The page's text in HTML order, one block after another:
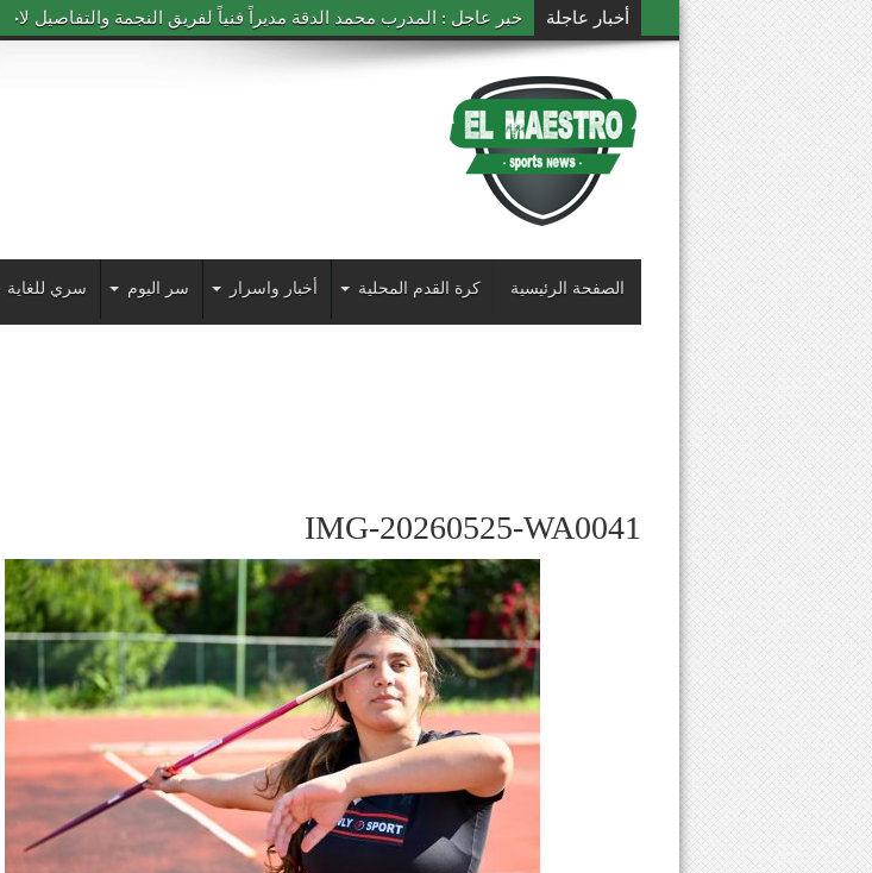
أخبار عاجلة خبر عاجل : المدرب محمد الدقة مديراً فنياً لفريق النجمة والتفاصيل لاحقاً
الصفحة الرئيسية كرة القدم المحلية أخبار واسرار سر اليوم سري للغاية
IMG-20260525-WA0041